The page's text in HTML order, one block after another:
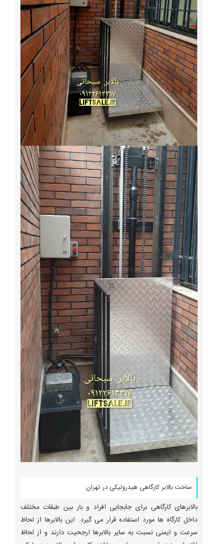
ساخت بالابر کارگاهی هیدرولیکی در تهران
بالابرهای کارگاهی برای جابجایی افراد و بار بین طبقات مختلف
داخل کارگاه ها مورد استفاده قرار می گیرد. این بالابرها از لحاظ
سرعت و ایمنی نسبت به سایر بالابرها ارجحیت دارند و از لحاظ